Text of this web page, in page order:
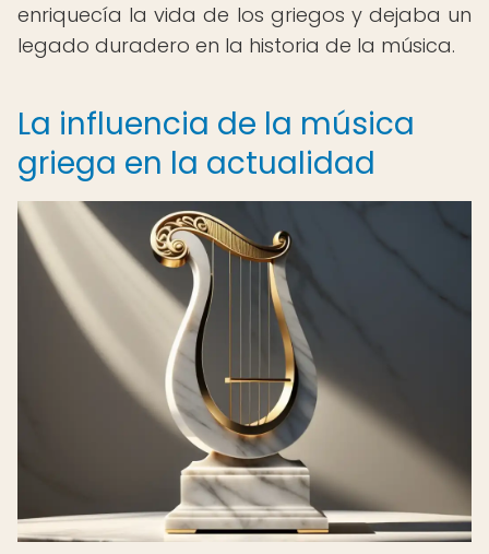
enriquecía la vida de los griegos y dejaba un
legado duradero en la historia de la música.
La influencia de la música
griega en la actualidad